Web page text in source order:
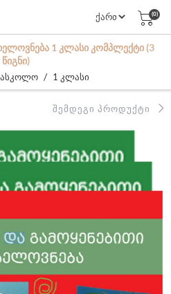
(0)
1 ᲙᲚᲐᲡᲘ ᲙᲝᲛᲞᲚᲔᲥᲢᲘ (3
ᲬᲘᲒᲜᲘ)
/ 1 კლასი
ᲨᲔᲛᲓᲔᲒᲘ ᲞᲠᲝᲓᲣᲥᲢᲘ